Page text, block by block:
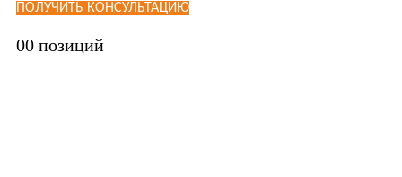
ПОЛУЧИТЬ КОНСУЛЬТАЦИЮ
00 позиций